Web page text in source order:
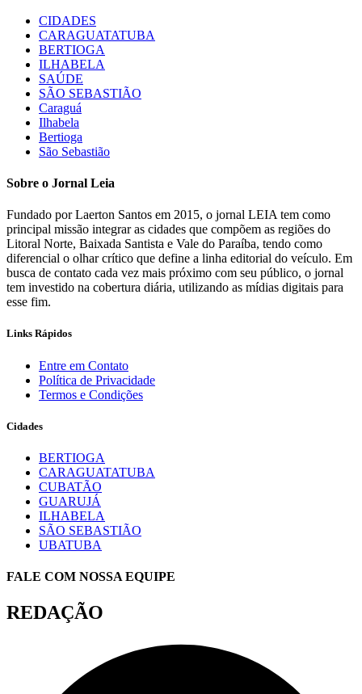
CIDADES
CARAGUATATUBA
BERTIOGA
ILHABELA
SAÚDE
SÃO SEBASTIÃO
Caraguá
Ilhabela
Bertioga
São Sebastião
Sobre o Jornal Leia
Fundado por Laerton Santos em 2015, o jornal LEIA tem como
principal missão integrar as cidades que compõem as regiões do
Litoral Norte, Baixada Santista e Vale do Paraíba, tendo como
diferencial o olhar crítico que define a linha editorial do veículo. Em
busca de contato cada vez mais próximo com seu público, o jornal
tem investido na cobertura diária, utilizando as mídias digitais para
esse fim.
Links Rápidos
Entre em Contato
Política de Privacidade
Termos e Condições
Cidades
BERTIOGA
CARAGUATATUBA
CUBATÃO
GUARUJÁ
ILHABELA
SÃO SEBASTIÃO
UBATUBA
FALE COM NOSSA EQUIPE
REDAÇÃO